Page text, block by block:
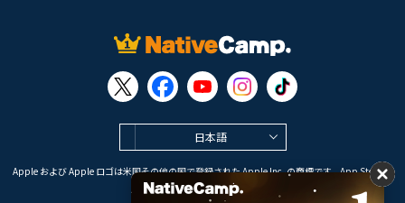
日本語
Apple および Apple ロゴは米国その他の国で登録された Apple Inc. の商標です。App Store は
Apple Inc. のサービスマークです。